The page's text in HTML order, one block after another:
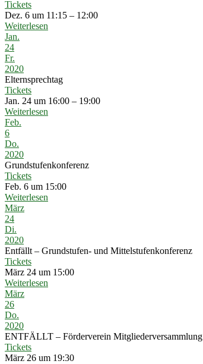
Tickets
Dez. 6 um 11:15 – 12:00
Weiterlesen
Jan.
24
Fr.
2020
Elternsprechtag
Tickets
Jan. 24 um 16:00 – 19:00
Weiterlesen
Feb.
6
Do.
2020
Grundstufenkonferenz
Tickets
Feb. 6 um 15:00
Weiterlesen
März
24
Di.
2020
Entfällt – Grundstufen- und Mittelstufenkonferenz
Tickets
März 24 um 15:00
Weiterlesen
März
26
Do.
2020
ENTFÄLLT – Förderverein Mitgliederversammlung
Tickets
März 26 um 19:30